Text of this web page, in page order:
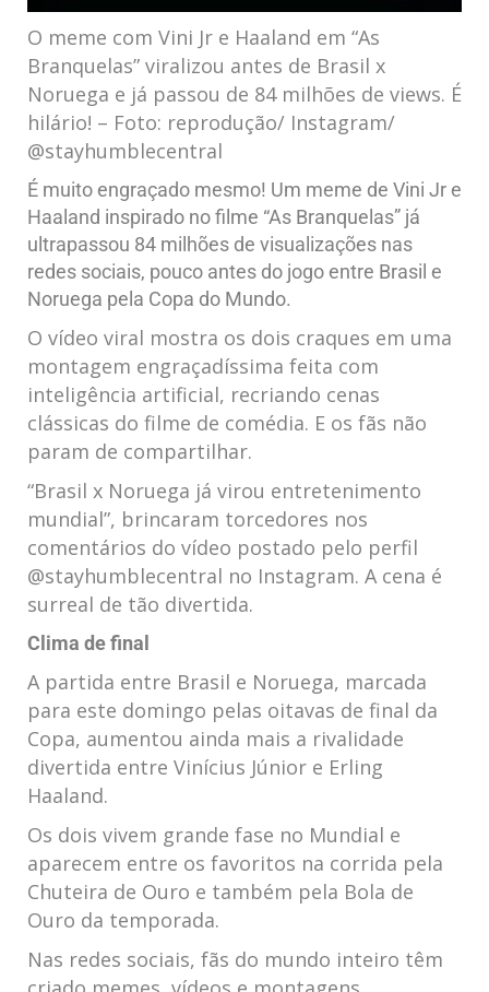
O meme com Vini Jr e Haaland em “As
Branquelas” viralizou antes de Brasil x
Noruega e já passou de 84 milhões de views. É
hilário! – Foto: reprodução/ Instagram/
@stayhumblecentral
É muito engraçado mesmo! Um meme de Vini Jr e
Haaland inspirado no filme “As Branquelas” já
ultrapassou 84 milhões de visualizações nas
redes sociais, pouco antes do jogo entre Brasil e
Noruega pela Copa do Mundo.
O vídeo viral mostra os dois craques em uma
montagem engraçadíssima feita com
inteligência artificial, recriando cenas
clássicas do filme de comédia. E os fãs não
param de compartilhar.
“Brasil x Noruega já virou entretenimento
mundial”, brincaram torcedores nos
comentários do vídeo postado pelo perfil
@stayhumblecentral no Instagram. A cena é
surreal de tão divertida.
Clima de final
A partida entre Brasil e Noruega, marcada
para este domingo pelas oitavas de final da
Copa, aumentou ainda mais a rivalidade
divertida entre Vinícius Júnior e Erling
Haaland.
Os dois vivem grande fase no Mundial e
aparecem entre os favoritos na corrida pela
Chuteira de Ouro e também pela Bola de
Ouro da temporada.
Nas redes sociais, fãs do mundo inteiro têm